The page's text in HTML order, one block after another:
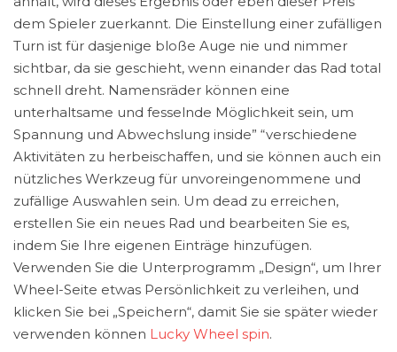
dem Spieler zuerkannt. Die Einstellung einer zufälligen
Turn ist für dasjenige bloße Auge nie und nimmer
sichtbar, da sie geschieht, wenn einander das Rad total
schnell dreht. Namensräder können eine
unterhaltsame und fesselnde Möglichkeit sein, um
Spannung und Abwechslung inside” “verschiedene
Aktivitäten zu herbeischaffen, und sie können auch ein
nützliches Werkzeug für unvoreingenommene und
zufällige Auswahlen sein. Um dead zu erreichen,
erstellen Sie ein neues Rad und bearbeiten Sie es,
indem Sie Ihre eigenen Einträge hinzufügen.
Verwenden Sie die Unterprogramm „Design“, um Ihrer
Wheel-Seite etwas Persönlichkeit zu verleihen, und
klicken Sie bei „Speichern“, damit Sie sie später wieder
verwenden können Lucky Wheel spin.